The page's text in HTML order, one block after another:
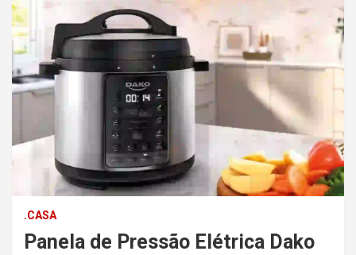
.CASA
Panela de Pressão Elétrica Dako